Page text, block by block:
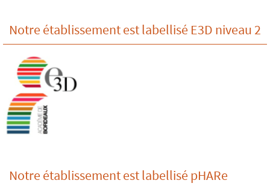
Notre établissement est labellisé E3D niveau 2
Notre établissement est labellisé pHARe